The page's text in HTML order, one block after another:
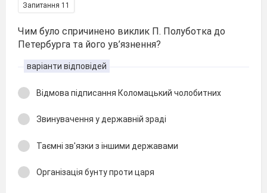
Запитання 11
Чим було спричинено виклик П. Полуботка до
Петеpбуpга та його ув’язнення?
варіанти відповідей
Відмова підписання Коломацький чолобитних
Звинувачення у державній зраді
Таємні зв′язки з іншими державами
Організація бунту проти царя